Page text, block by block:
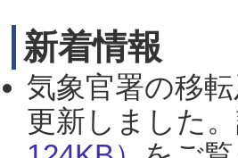
新着情報
気象官署の移
更新しました